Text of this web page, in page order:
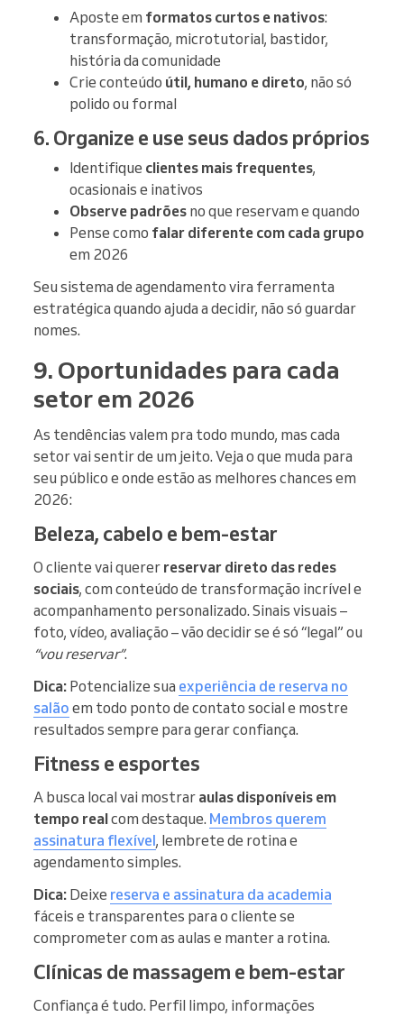
Aposte em formatos curtos e nativos:
transformação, microtutorial, bastidor,
história da comunidade
Crie conteúdo útil, humano e direto, não só
polido ou formal
6. Organize e use seus dados próprios
Identifique clientes mais frequentes,
ocasionais e inativos
Observe padrões no que reservam e quando
Pense como falar diferente com cada grupo
em 2026
Seu sistema de agendamento vira ferramenta
estratégica quando ajuda a decidir, não só guardar
nomes.
9. Oportunidades para cada
setor em 2026
As tendências valem pra todo mundo, mas cada
setor vai sentir de um jeito. Veja o que muda para
seu público e onde estão as melhores chances em
2026:
Beleza, cabelo e bem-estar
O cliente vai querer reservar direto das redes
sociais, com conteúdo de transformação incrível e
acompanhamento personalizado. Sinais visuais –
foto, vídeo, avaliação – vão decidir se é só “legal” ou
“vou reservar”.
Dica: Potencialize sua experiência de reserva no
salão em todo ponto de contato social e mostre
resultados sempre para gerar confiança.
Fitness e esportes
A busca local vai mostrar aulas disponíveis em
tempo realcom destaque. Membros querem
assinatura flexível, lembrete de rotina e
agendamento simples.
Dica: Deixe reserva e assinatura da academia
fáceis e transparentes para o cliente se
comprometer com as aulas e manter a rotina.
Clínicas de massagem e bem-estar
Confiança é tudo. Perfil limpo, informações